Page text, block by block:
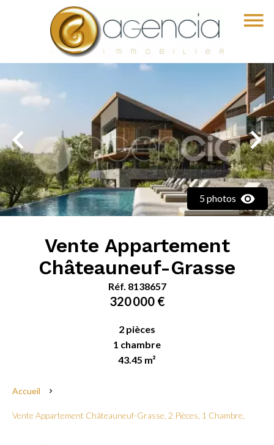
5 photos
Vente Appartement
Châteauneuf-Grasse
Réf. 8138657
320 000 €
2 pièces
1 chambre
43.45 m²
Accueil
Vente Appartement Châteauneuf-Grasse, 2 Pièces, 1 Chambre,